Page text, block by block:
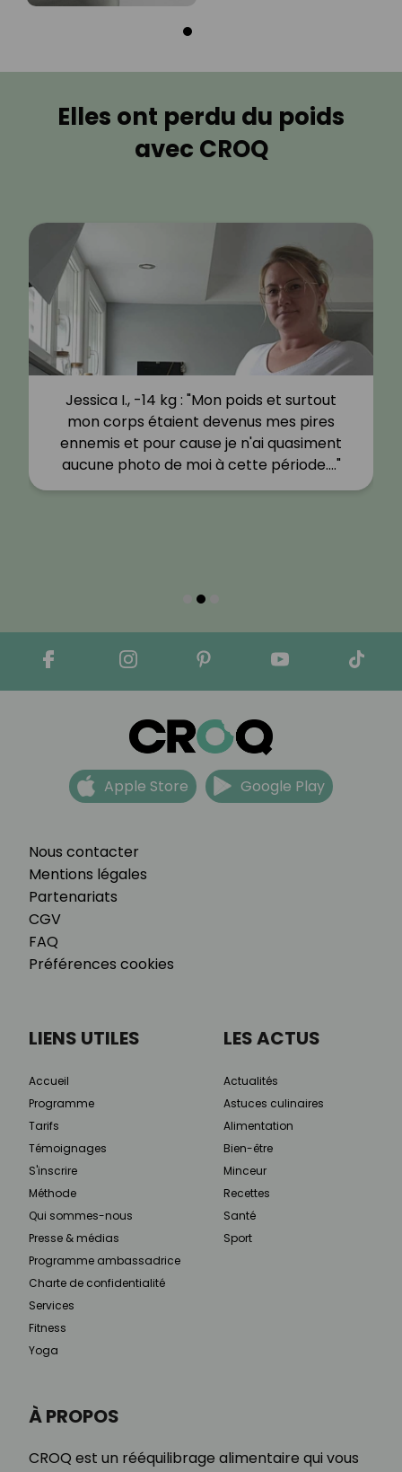
Elles ont perdu du poids
avec CROQ
Jessica I., -14 kg : "Mon poids et surtout
mon corps étaient devenus mes pires
ennemis et pour cause je n'ai quasiment
aucune photo de moi à cette période.…"
Nous contacter
Mentions légales
Partenariats
CGV
FAQ
Préférences cookies
Apple Store Google Play
À PROPOS
CROQ est un rééquilibrage alimentaire qui vous
LIENS UTILES
Accueil
Programme
Tarifs
Témoignages
S'inscrire
Méthode
Qui sommes-nous
Presse & médias
Programme ambassadrice
Charte de confidentialité
Services
Fitness
Yoga
LES ACTUS
Actualités
Astuces culinaires
Alimentation
Bien-être
Minceur
Recettes
Santé
Sport